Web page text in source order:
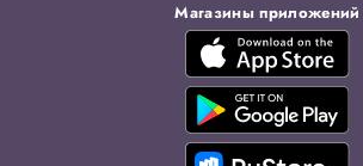
Магазины приложений